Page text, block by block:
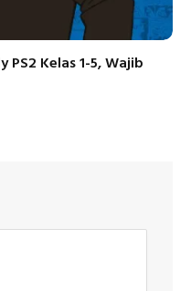
PS2 Kelas 1-5, Wajib